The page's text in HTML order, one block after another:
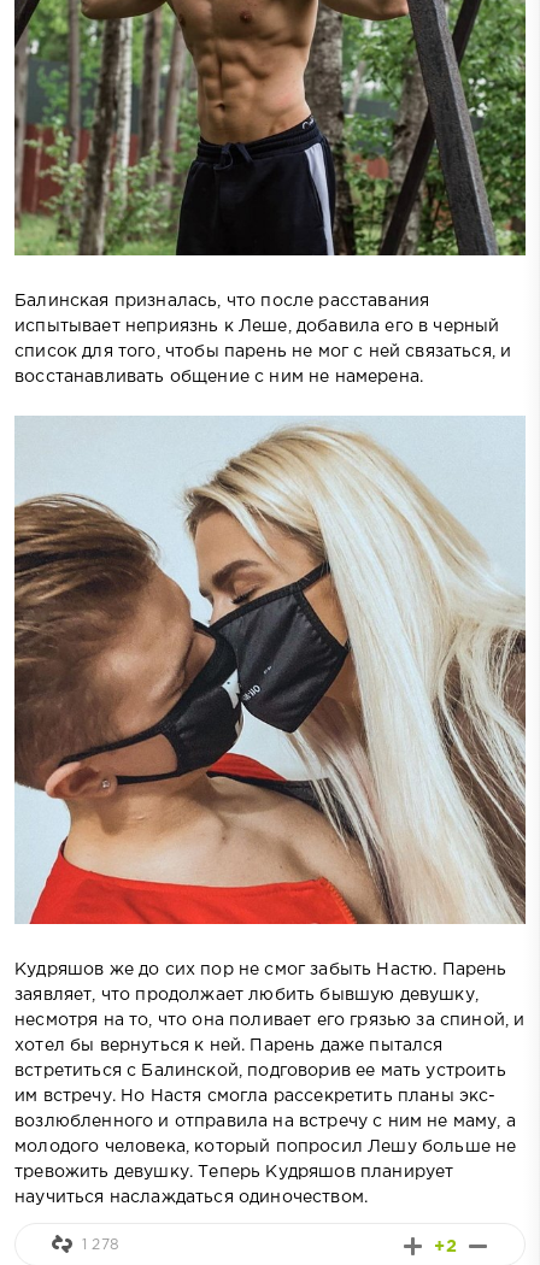
Балинская призналась, что после расставания
испытывает неприязнь к Леше, добавила его в черный
список для того, чтобы парень не мог с ней связаться, и
восстанавливать общение с ним не намерена.
Кудряшов же до сих пор не смог забыть Настю. Парень
заявляет, что продолжает любить бывшую девушку,
несмотря на то, что она поливает его грязью за спиной, и
хотел бы вернуться к ней. Парень даже пытался
встретиться с Балинской, подговорив ее мать устроить
им встречу. Но Настя смогла рассекретить планы экс-
возлюбленного и отправила на встречу с ним не маму, а
молодого человека, который попросил Лешу больше не
тревожить девушку. Теперь Кудряшов планирует
научиться наслаждаться одиночеством.
+2
1 278